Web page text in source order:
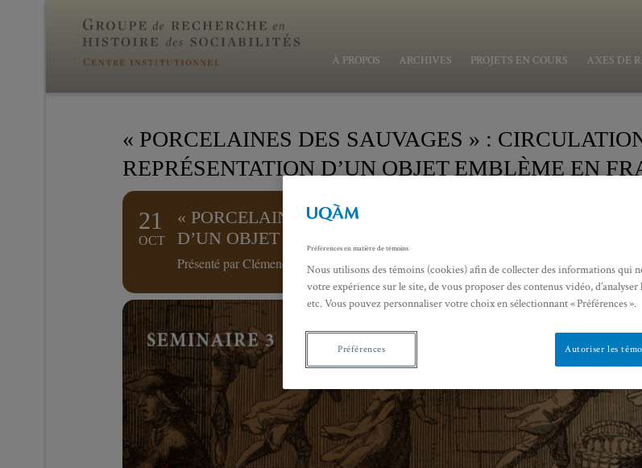
À PROPOS ARCHIVES PROJETS EN COURS AXES DE
« PORCELAINES DES SAUVAGES » :
REPRÉSENTATION D’UN OBJET EMBLÈME EN
21
OCT
« PORCELAINES DES SAUVAGES » : CIRCULATION,
D’UN OBJET EMBLÈME EN FRANCE AU XVIIIE SIÈCLE
Présenté par Clémence Fort (ENS Paris)
Préférences en matière de témoins
Nous utilisons des témoins (cookies) afin de collecter des informations qui
votre expérience sur le site, de vous proposer des contenus vidéo,
etc. Vous pouvez personnaliser votre choix en sélectionnant « Préférences ».
Autoriser les
Préférences